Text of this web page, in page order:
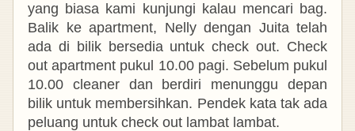
yang biasa kami kunjungi kalau mencari bag.
Balik ke apartment, Nelly dengan Juita telah
ada di bilik bersedia untuk check out. Check
out apartment pukul 10.00 pagi. Sebelum pukul
10.00 cleaner dan berdiri menunggu depan
bilik untuk membersihkan. Pendek kata tak ada
peluang untuk check out lambat lambat.